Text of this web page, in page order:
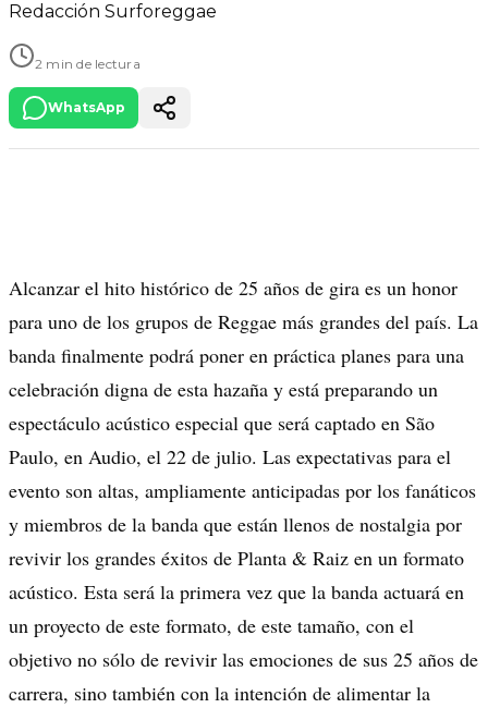
Redacción Surforeggae
2 min de lectura
WhatsApp
Alcanzar el hito histórico de 25 años de gira es un honor
para uno de los grupos de Reggae más grandes del país. La
banda finalmente podrá poner en práctica planes para una
celebración digna de esta hazaña y está preparando un
espectáculo acústico especial que será captado en São
Paulo, en Audio, el 22 de julio. Las expectativas para el
evento son altas, ampliamente anticipadas por los fanáticos
y miembros de la banda que están llenos de nostalgia por
revivir los grandes éxitos de Planta & Raiz en un formato
acústico. Esta será la primera vez que la banda actuará en
un proyecto de este formato, de este tamaño, con el
objetivo no sólo de revivir las emociones de sus 25 años de
carrera, sino también con la intención de alimentar la